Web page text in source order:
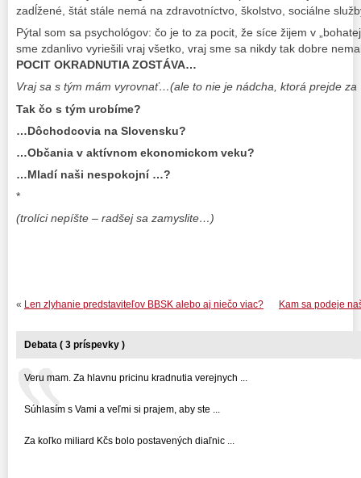
zadĺžené, štát stále nemá na zdravotníctvo, školstvo, sociálne
Pýtal som sa psychológov: čo je to za pocit, že síce žijem v
sme zdanlivo vyriešili vraj všetko, vraj sme sa nikdy tak dobre
POCIT OKRADNUTIA ZOSTÁVA…
Vraj sa s tým mám vyrovnať…(ale to nie je nádcha, ktorá prejde
Tak čo s tým urobíme?
…Dôchodcovia na Slovensku?
…Občania v aktívnom ekonomickom veku?
…Mladí naši nespokojní …?
*
(trolíci nepíšte – radšej sa zamyslite…)
Kam sa podeje
« Len zlyhanie predstaviteľov BBSK alebo aj niečo viac?
Debata ( 3 príspevky )
Veru mam. Za hlavnu pricinu kradnutia verejnych ...
Súhlasím s Vami a veľmi si prajem, aby ste ...
Za koľko miliard Kčs bolo postavených diaľnic ...